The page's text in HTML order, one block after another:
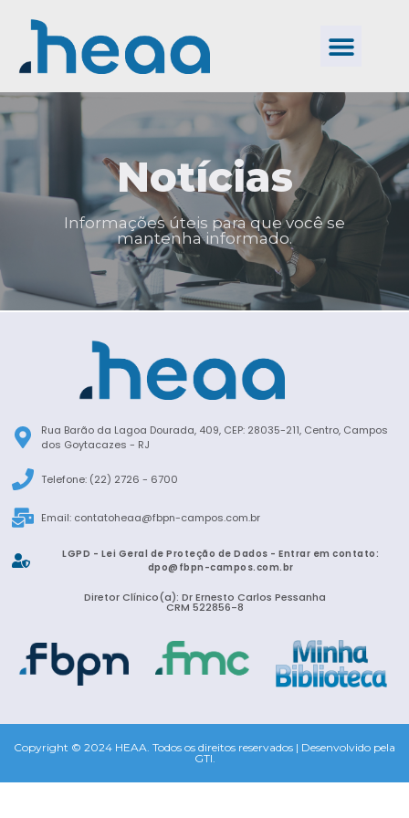
Notícias
Informações úteis para que você se
mantenha informado.
Rua Barão da Lagoa Dourada, 409, CEP: 28035-211, Centro, Campos
dos Goytacazes - RJ
Telefone: (22) 2726 - 6700
Email: contatoheaa@fbpn-campos.com.br
LGPD - Lei Geral de Proteção de Dados - Entrar em contato:
dpo@fbpn-campos.com.br
Diretor Clínico(a): Dr Ernesto Carlos Pessanha
CRM 522856-8
Copyright © 2024 HEAA. Todos os direitos reservados | Desenvolvido pela
GTI.